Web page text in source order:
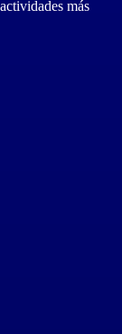
más